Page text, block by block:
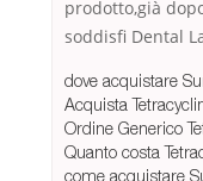
prodotto,già
soddisfi Dental
dove acquistare
Acquista
Ordine Generico
Quanto costa
come acquistare